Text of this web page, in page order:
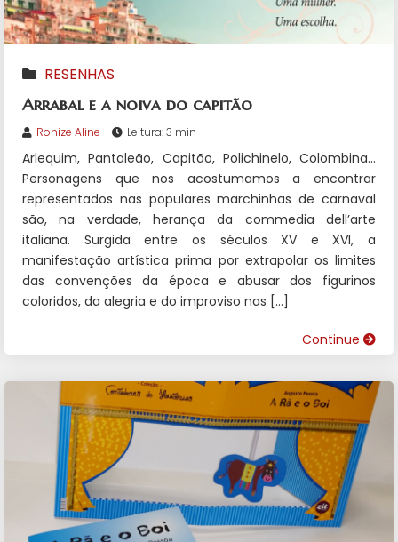
RESENHAS
Arrabal e a noiva do capitão
Ronize Aline Leitura: 3 min
Arlequim, Pantaleão, Capitão, Polichinelo, Colombina…
Personagens que nos acostumamos a encontrar
representados nas populares marchinhas de carnaval
são, na verdade, herança da commedia dell’arte
italiana. Surgida entre os séculos XV e XVI, a
manifestação artística prima por extrapolar os limites
das convenções da época e abusar dos figurinos
coloridos, da alegria e do improviso nas […]
Continue